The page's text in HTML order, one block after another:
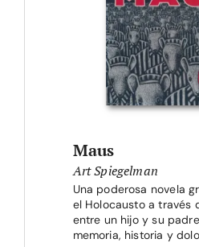
Maus
Art Spiegelman
Una poderosa novela
el Holocausto a través
entre un hijo y su
memoria, historia y